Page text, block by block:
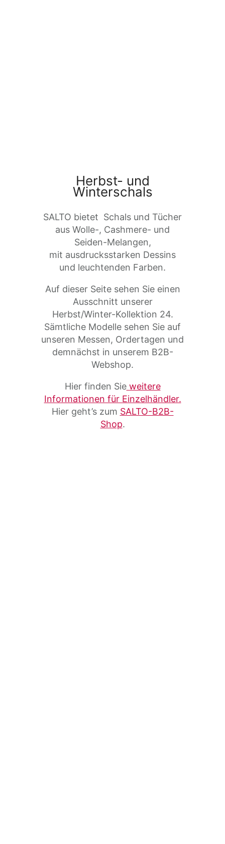
Herbst- und
Winterschals
SALTO bietet Schals und Tücher
aus Wolle-, Cashmere- und
Seiden-Melangen,
mit ausdrucksstarken Dessins
und leuchtenden Farben.
Auf dieser Seite sehen Sie einen
Ausschnitt unserer
Herbst/Winter-Kollektion 24.
Sämtliche Modelle sehen Sie auf
unseren Messen, Ordertagen und
demnächst in unserem B2B-
Webshop.
Hier finden Sieweitere
Informationen für Einzelhändler.
Hier geht’s zum SALTO-B2B-
Shop.